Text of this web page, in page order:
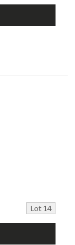
Lot 14